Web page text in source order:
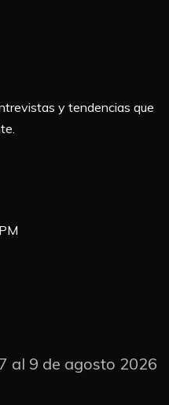
y tendencias que
al 9 de agosto 2026